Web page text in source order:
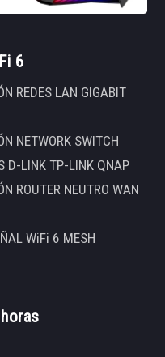
6
REDES LAN GIGABIT
NETWORK SWITCH
D-LINK TP-LINK QNAP
ROUTER NEUTRO WAN
WiFi 6 MESH